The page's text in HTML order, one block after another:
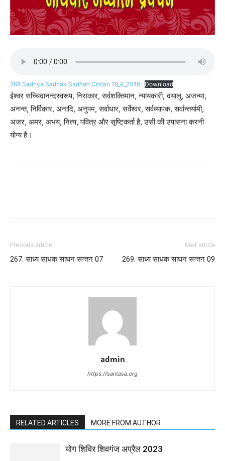
268 Sadhya Sadhak Sadhan Cintan 19_4_2016 Download
ईश्वर सच्चिदानन्दस्वरूप, निराकार, सर्वशक्तिमान, न्यायकारी, दयालु, अजन्मा,
अनन्त, निर्विकार, अनादि, अनुपम, सर्वाधार, सर्वेश्वर, सर्वव्यापक, सर्वान्तर्यामी,
अजर, अमर, अभय, नित्य, पवित्र और सृष्टिकर्ता है, उसी की उपासना करनी
योग्य है।
Previous article
267. साध्य साधक साधन सन्तन 07
Next article
269. साध्य साधक साधन सन्तन 09
admin
https://santasa.org
RELATED ARTICLES MORE FROM AUTHOR
योग शिविर शिवगंज अप्रैल 2023